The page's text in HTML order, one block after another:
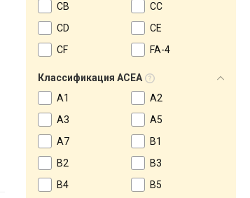
CB
CC
CD
CE
CF
FA-4
Классификация ACEA
A1
A2
A3
A5
A7
B1
B2
B3
B4
B5